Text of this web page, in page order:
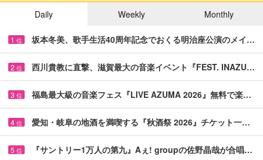
Daily
Weekly Monthly
1 位 坂本冬美、歌手生活40周年記念でおくる明治座公演のメイ…
2 位 西川貴教に直撃、滋賀最大の音楽イベント『FEST. INAZU…
3 位 福島最大級の音楽フェス『LIVE AZUMA 2026』無料で楽…
4 位 愛知・岐阜の地酒を満喫する『秋酒祭 2026』チケット一…
5 位 『サントリー1万人の第九』Aぇ! groupの佐野晶哉が合唱…